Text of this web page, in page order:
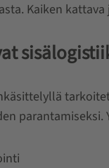
Kaiken
parantamiseksi.